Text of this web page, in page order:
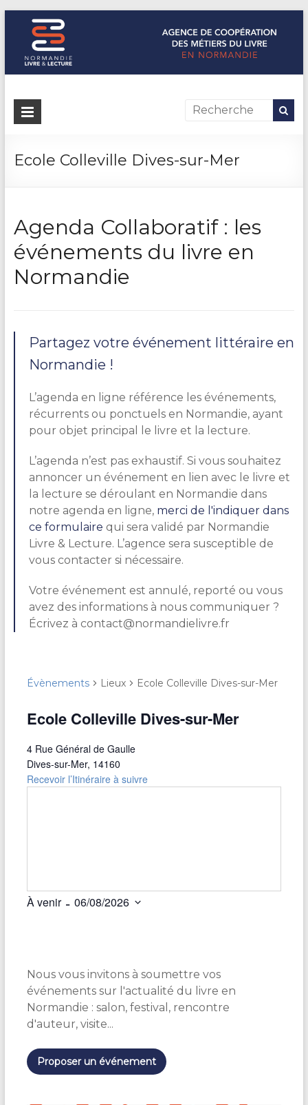
Normandie Livre & Lecture
L'agence de coopération des métiers du livre en Normandie
Ecole Colleville Dives-sur-Mer
Agenda Collaboratif : les
événements du livre en
Normandie
Partagez votre événement littéraire en
Normandie !
L’agenda en ligne référence les événements,
récurrents ou ponctuels en Normandie, ayant
pour objet principal le livre et la lecture.
L’agenda n’est pas exhaustif. Si vous souhaitez
annoncer un événement en lien avec le livre et
la lecture se déroulant en Normandie dans
notre agenda en ligne, merci de l'indiquer dans
ce formulaire qui sera validé par Normandie
Livre & Lecture. L’agence sera susceptible de
vous contacter si nécessaire.
Votre événement est annulé, reporté ou vous
avez des informations à nous communiquer ?
Écrivez à contact@normandielivre.fr
Évènements Lieux Ecole Colleville Dives-sur-Mer
Ecole Colleville Dives-sur-Mer
4 Rue Général de Gaulle
Dives-sur-Mer, 14160
Recevoir l’Itinéraire à suivre
À venir - 06/08/2026
c
t
i
o
n
e
z
Nous vous invitons à soumettre vos
événements sur l'actualité du livre en
Normandie : salon, festival, rencontre
d'auteur, visite...
Proposer un événement